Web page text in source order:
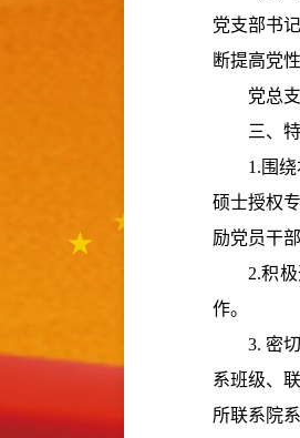
党支部书
断提高党性
党总
三、
1. 围
硕士授权
励党员干
2.积
作。
3. 密
系班级、
所联系院